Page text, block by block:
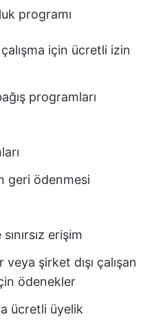
programı
için ücretli izin
programları
geri ödenmesi
erişim
şirket dışı çalışan
ödenekler
ücretli üyelik